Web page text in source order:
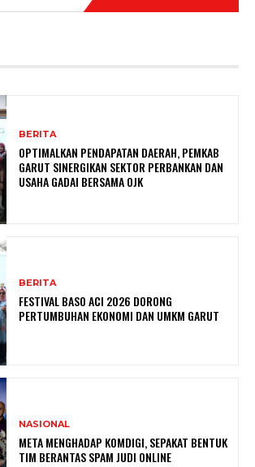
BERITA
OPTIMALKAN PENDAPATAN DAERAH, PEMKAB
GARUT SINERGIKAN SEKTOR PERBANKAN DAN
USAHA GADAI BERSAMA OJK
BERITA
FESTIVAL BASO ACI 2026 DORONG
PERTUMBUHAN EKONOMI DAN UMKM GARUT
NASIONAL
META MENGHADAP KOMDIGI, SEPAKAT BENTUK
TIM BERANTAS SPAM JUDI ONLINE